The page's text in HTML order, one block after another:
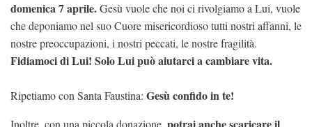
domenica7 aprile.Gesù vuole che noi ci rivolgiamo a Lui, vuole
che deponiamo nel suo Cuore misericordioso tutti nostri affanni, le
nostre preoccupazioni, i nostri peccati, le nostre fragilità.
Fidiamoci di Lui! Solo Lui può aiutarci a cambiare vita.
Ripetiamo con Santa Faustina: Gesù confido in te!
Inoltre, con una piccola donazione, potrai anche scaricare il